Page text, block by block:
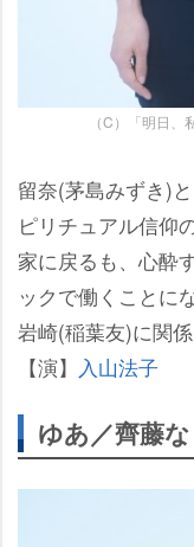
（C）「明日
留奈(茅島みずき)
ピリチュアル信仰
家に戻るも、心酔
ックで働くことに
崎(稲葉友)に関係
【演】 入山法子
ゆあ／齊藤